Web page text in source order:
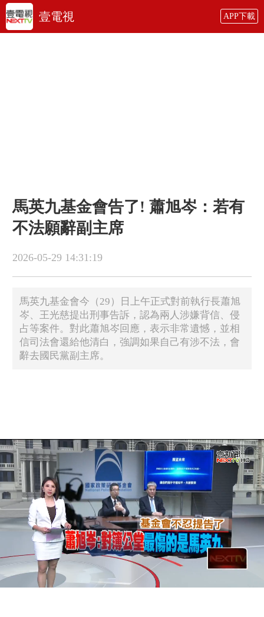
壹電視 APP下載
馬英九基金會告了! 蕭旭岑：若有
不法願辭副主席
2026-05-29 14:31:19
馬英九基金會今（29）日上午正式對前執行長蕭旭
岑、王光慈提出刑事告訴，認為兩人涉嫌背信、侵
占等案件。對此蕭旭岑回應，表示非常遺憾，並相
信司法會還給他清白，強調如果自己有涉不法，會
辭去國民黨副主席。